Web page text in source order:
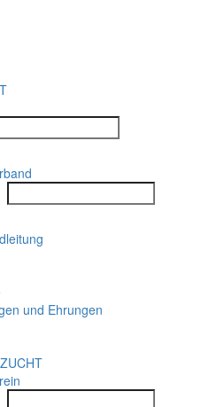
und Ehrungen